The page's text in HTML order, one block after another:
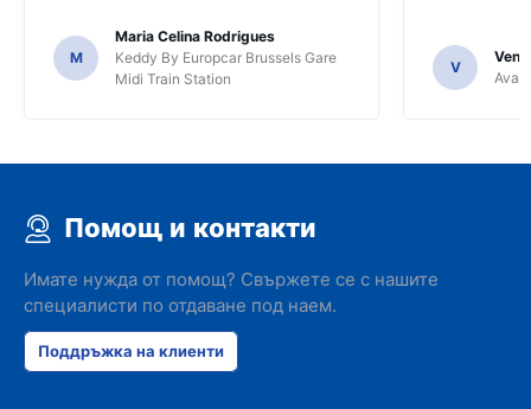
M
Maria Celina Rodrigues
Keddy By Europcar Brussels Gare
Midi Train Station
V
Помощ и контакти
Имате нужда от помощ? Свържете се с нашите
специалисти по отдаване под наем.
Поддръжка на клиенти